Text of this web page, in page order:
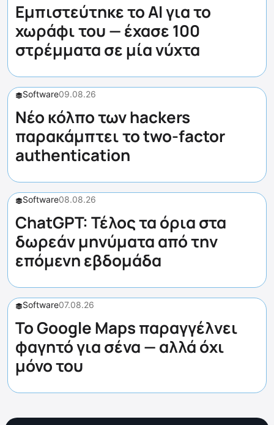
Εμπιστεύτηκε το AI για το
χωράφι του — έχασε 100
στρέμματα σε μία νύχτα
Software09.08.26
Νέο κόλπο των hackers
παρακάμπτει το two-factor
authentication
Software08.08.26
ChatGPT: Τέλος τα όρια στα
δωρεάν μηνύματα από την
επόμενη εβδομάδα
Software07.08.26
Το Google Maps παραγγέλνει
φαγητό για σένα — αλλά όχι
μόνο του